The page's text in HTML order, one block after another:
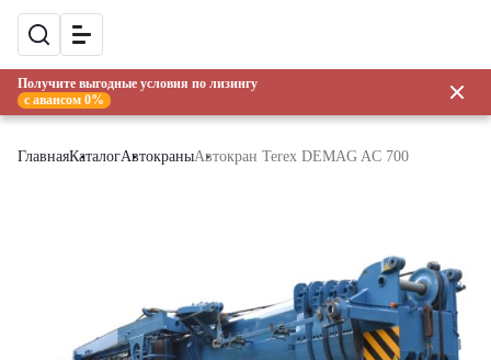
Получите выгодные условия по лизингу
с авансом 0%
ГлавнаяКаталогАвтокраныАвтокран Terex DEMAG AC 700